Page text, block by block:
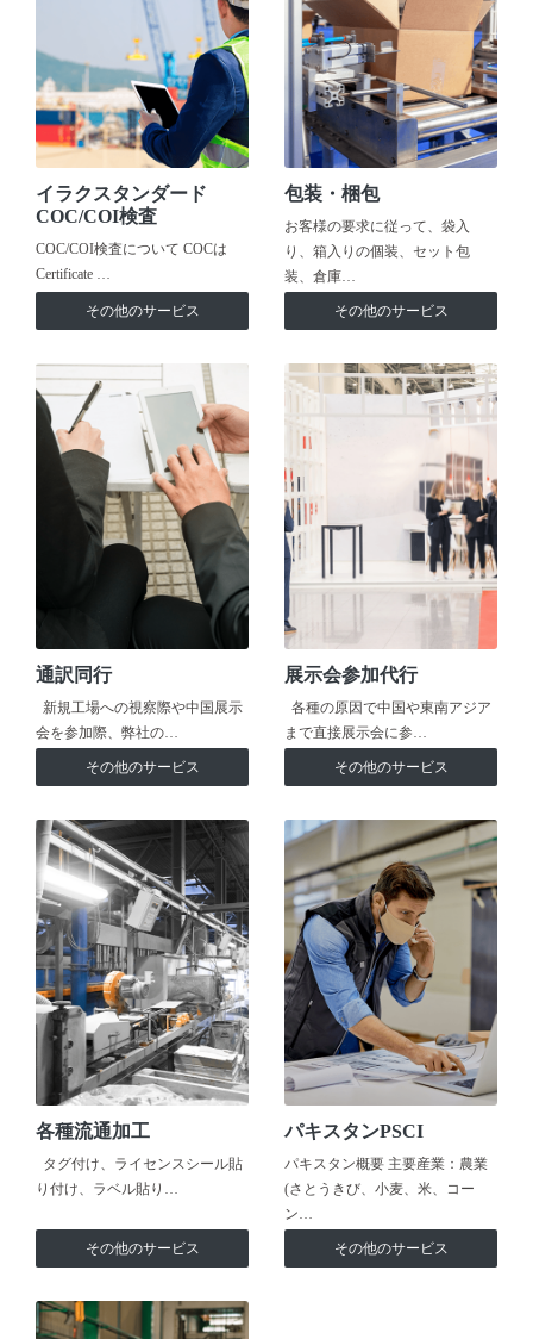
イラクスタンダード
COC/COI検査
COC/COI検査について COCは
Certificate …
その他のサービス
包装・梱包
お客様の要求に従って、袋入
り、箱入りの個装、セット包
装、倉庫…
その他のサービス
通訳同行
新規工場への視察際や中国展示
会を参加際、弊社の…
その他のサービス
展示会参加代行
各種の原因で中国や東南アジア
まで直接展示会に参…
その他のサービス
各種流通加工
タグ付け、ライセンスシール貼
り付け、ラベル貼り…
その他のサービス
パキスタンPSCI
パキスタン概要 主要産業：農業
(さとうきび、小麦、米、コー
ン…
その他のサービス